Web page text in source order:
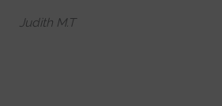
Judith M.T